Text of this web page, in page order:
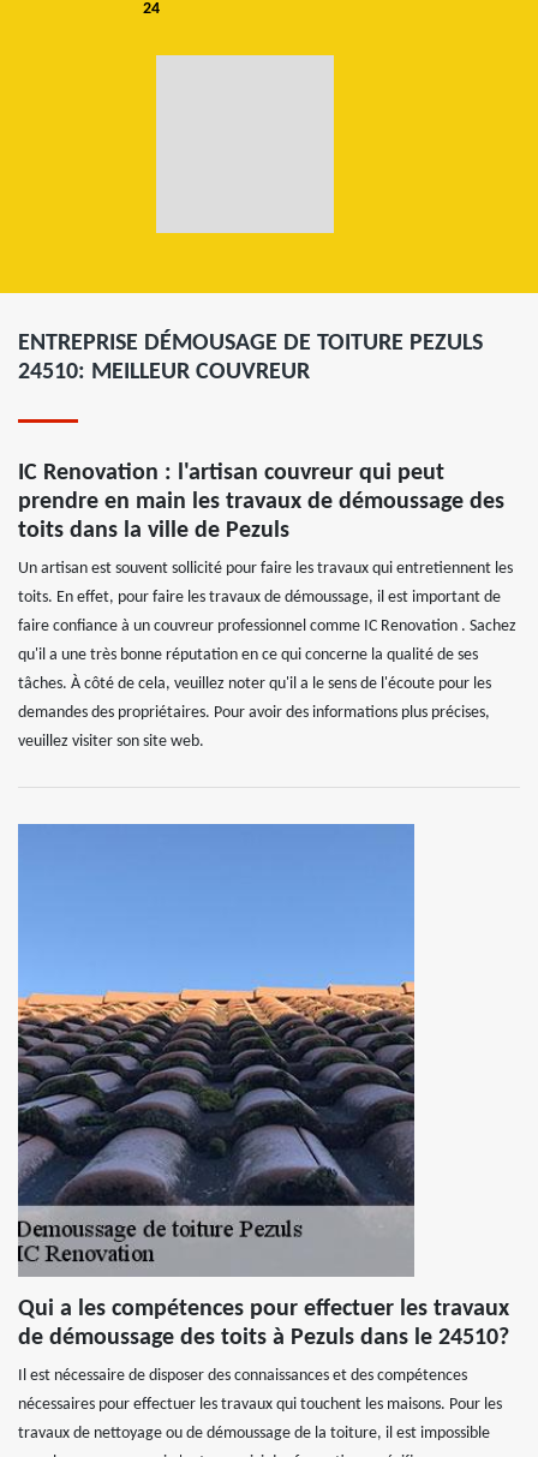
24
ENTREPRISE DÉMOUSAGE DE TOITURE PEZULS
24510: MEILLEUR COUVREUR
IC Renovation : l'artisan couvreur qui peut
prendre en main les travaux de démoussage des
toits dans la ville de Pezuls
Un artisan est souvent sollicité pour faire les travaux qui entretiennent les
toits. En effet, pour faire les travaux de démoussage, il est important de
faire confiance à un couvreur professionnel comme IC Renovation . Sachez
qu'il a une très bonne réputation en ce qui concerne la qualité de ses
tâches. À côté de cela, veuillez noter qu'il a le sens de l'écoute pour les
demandes des propriétaires. Pour avoir des informations plus précises,
veuillez visiter son site web.
Qui a les compétences pour effectuer les travaux
de démoussage des toits à Pezuls dans le 24510?
Il est nécessaire de disposer des connaissances et des compétences
nécessaires pour effectuer les travaux qui touchent les maisons. Pour les
travaux de nettoyage ou de démoussage de la toiture, il est impossible